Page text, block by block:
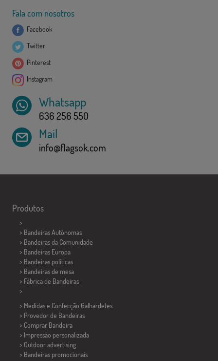
Fala com nosotros
Facebook
Twitter
Pinterest
Instagram
Whatsapp
636 256 550
Mail
info@flagsok.com
Produtos
>
> Bandeiras Autônomas
> Bandeiras da Comunidade
> Bandeiras Europa
> Bandeiras políticas
> Bandeiras de mesa
> Fábrica de Bandeiras
>
> Medidas e Confecção Galhardetes
> Provedor de Bandeiras
> Comprar Bandeira
> Impressão personalizada
> Outdoor advertising
> Bandeiras promocionais